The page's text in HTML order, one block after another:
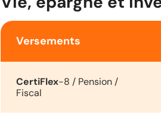
Versements
CertiFlex-8 / Pension /
Fiscal